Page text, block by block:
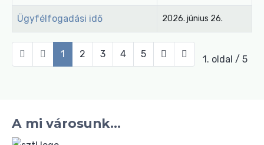
Ügyfélfogadási idő 2026. június 26.
1. oldal / 5
1 2 3 4 5
A mi városunk...